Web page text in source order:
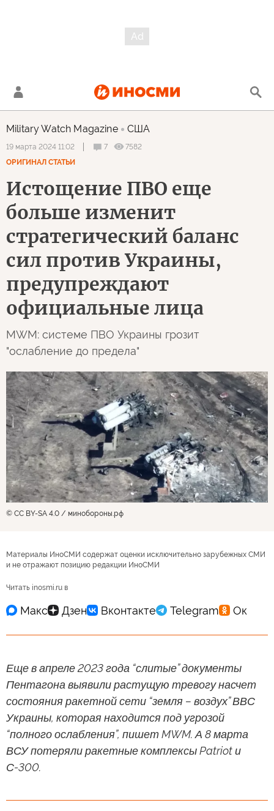
Military Watch Magazine США
19 марта 2024 11:02 7
7582
ОРИГИНАЛ СТАТЬИ
Истощение ПВО еще
больше изменит
стратегический баланс
сил против Украины,
предупреждают
официальные лица
MWM: системе ПВО Украины грозит
"ослабление до предела"
© CC BY-SA 4.0 / минобороны.рф
Материалы ИноСМИ содержат оценки исключительно зарубежных СМИ
и не отражают позицию редакции ИноСМИ
Читать inosmi.ru в
Еще в апреле 2023 года “слитые” документы
Пентагона выявили растущую тревогу насчет
состояния ракетной сети “земля – воздух” ВВС
Украины, которая находится под угрозой
“полного ослабления”, пишет MWM. А 8 марта
ВСУ потеряли ракетные комплексы Patriot и
С-300.